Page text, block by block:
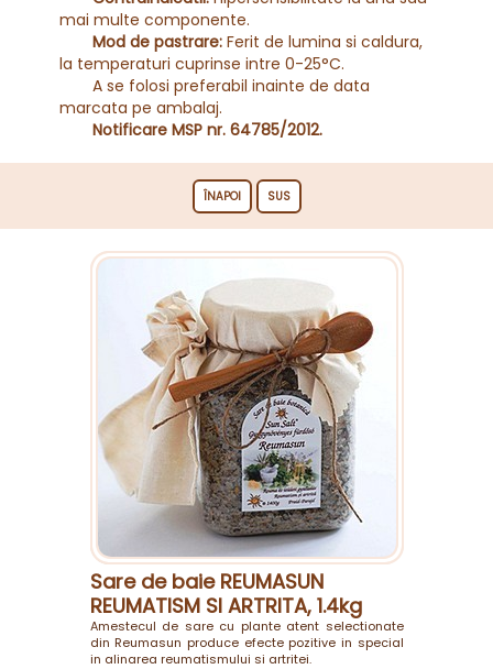
mai multe componente.
Mod de pastrare: Ferit de lumina si caldura,
la temperaturi cuprinse intre 0-25°C.
A se folosi preferabil inainte de data
marcata pe ambalaj.
Notificare MSP nr. 64785/2012.
ÎNAPOI SUS
Sare de baie REUMASUN
REUMATISM SI ARTRITA, 1.4kg
Amestecul de sare cu plante atent selectionate
din Reumasun produce efecte pozitive in special
in alinarea reumatismului si artritei.